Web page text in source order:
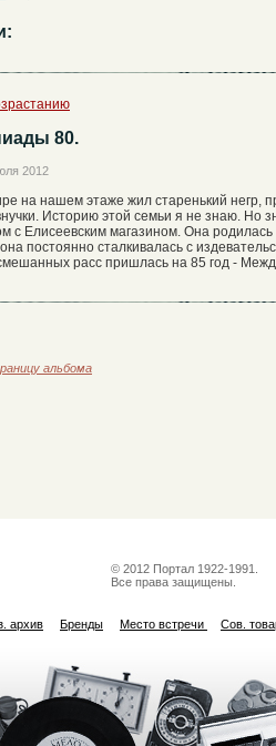
80.
2012
на нашем этаже жил старенький негр,
Историю этой семьи я не знаю. Но
с Елисеевским магазином. Она
постоянно сталкивалась с
расс пришлась на 85 год -
альбома
© 2012 Портал 1922-1991.
Все права защищены.
архив Бренды Место встречи Сов.